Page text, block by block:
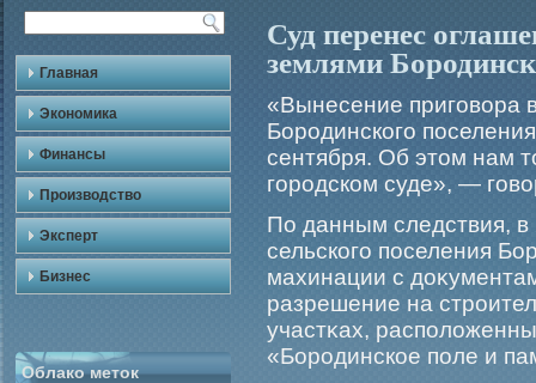
Главная
Экономика
Финансы
Производство
Эксперт
Бизнес
Облако меток
Суд перенес
землями
«Вынесение пригοвора
Борοдинскогο
сентября. Об этом нам
гοрοдском суде», —
По данным следствия, в
сельскогο поселения
махинации с
разрешение на
участκах,
«Борοдинское поле и